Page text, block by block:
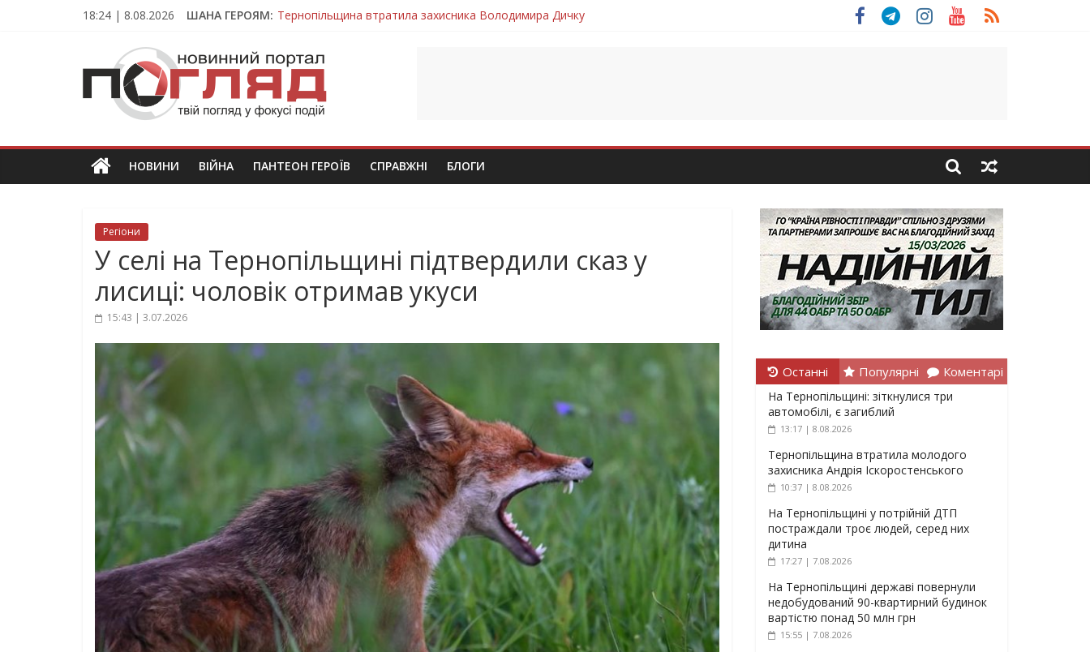
18:24 | 8.08.2026 ШАНА ГЕРОЯМ: Тернопільщина втратила захисника Володимира Дичку
На війні загинув молодий захисник Дмитро Березко з Тернопільщини
Тернопільщина втратила захисника Володимира Вельму
Тернопільщина втратила молодого захисника Андрія Іскоростенського
ПОГЛЯД
Новини
Тернополя.
новини
та
НОВИНИ ВІЙНА ПАНТЕОН ГЕРОЇВ СПРАВЖНІ БЛОГИ
Регіони
У селі на Тернопільщині підтвердили сказ у
лисиці: чоловік отримав укуси
15:43 | 3.07.2026
Останні Популярні Коментарі
На Тернопільщині: зіткнулися три
автомобілі, є загиблий
13:17 | 8.08.2026
Тернопільщина втратила молодого
захисника Андрія Іскоростенського
10:37 | 8.08.2026
На Тернопільщині у потрійній ДТП
постраждали троє людей, серед них
дитина
17:27 | 7.08.2026
На Тернопільщині державі повернули
недобудований 90-квартирний будинок
вартістю понад 50 млн грн
15:55 | 7.08.2026